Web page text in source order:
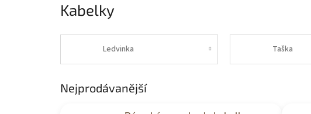
Kabelky
Ledvinka Taška
Nejprodávanější